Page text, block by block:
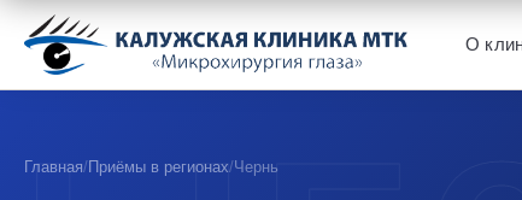
О
Главная/Приёмы в регионах/Чернь